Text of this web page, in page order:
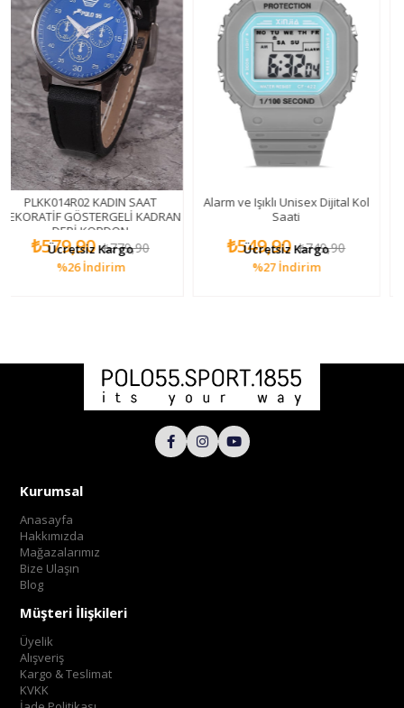
KADIN SAAT
KADRAN
KORDON
₺779,90
İndirim
Kargo
Alarm ve Işıklı Unisex Dijital Kol
₺749,90
İndirim
Ücretsiz Kargo
Kurumsal
Anasayfa
Hakkımızda
Mağazalarımız
Bize Ulaşın
Blog
Müşteri İlişkileri
Üyelik
Alışveriş
Kargo & Teslimat
KVKK